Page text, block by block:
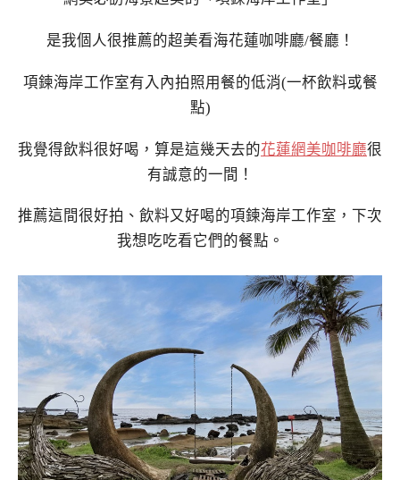
是我個人很推薦的超美看海花蓮咖啡廳/餐廳！
項鍊海岸工作室有入內拍照用餐的低消(一杯飲料或餐
點)
我覺得飲料很好喝，算是這幾天去的花蓮網美咖啡廳很
有誠意的一間！
推薦這間很好拍、飲料又好喝的項鍊海岸工作室，下次
我想吃吃看它們的餐點。